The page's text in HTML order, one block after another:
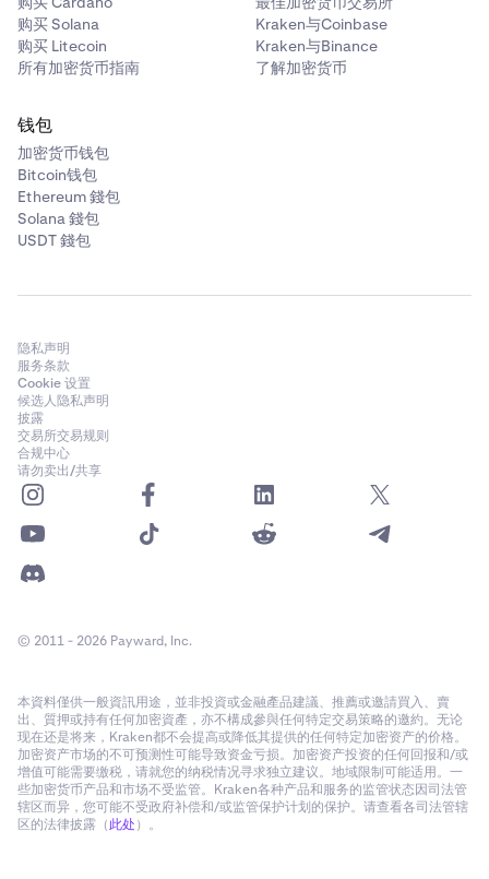
购买 Solana
购买 Litecoin
所有加密货币指南
Kraken与Coinbase
Kraken与Binance
了解加密货币
钱包
加密货币钱包
Bitcoin钱包
Ethereum 錢包
Solana 錢包
USDT 錢包
隐私声明
服务条款
Cookie 设置
候选人隐私声明
披露
交易所交易规则
合规中心
请勿卖出/共享
© 2011 - 2026 Payward, Inc.
本資料僅供一般資訊用途，並非投資或金融產品建議、推薦或邀請買入、賣
出、質押或持有任何加密資產，亦不構成參與任何特定交易策略的邀約。无论
现在还是将来，Kraken都不会提高或降低其提供的任何特定加密资产的价格。
加密资产市场的不可预测性可能导致资金亏损。加密资产投资的任何回报和/或
增值可能需要缴税，请就您的纳税情况寻求独立建议。地域限制可能适用。一
些加密货币产品和市场不受监管。Kraken各种产品和服务的监管状态因司法管
辖区而异，您可能不受政府补偿和/或监管保护计划的保护。请查看各司法管辖
区的法律披露（此处）。